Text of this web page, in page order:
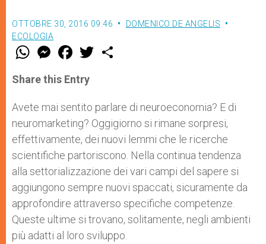
OTTOBRE 30, 2016 09:46
DOMENICO DE ANGELIS
ECOLOGIA
W
t
s
p
p
M
e
s
e
g
e
r
F
a
e
b
o
k
w
r
Share this Entry
Avete mai sentito parlare di neuroeconomia? E di
neuromarketing? Oggigiorno si rimane sorpresi,
effettivamente, dei nuovi lemmi che le ricerche
scientifiche partoriscono. Nella continua tendenza
alla settorializzazione dei vari campi del sapere si
aggiungono sempre nuovi spaccati, sicuramente da
approfondire attraverso specifiche competenze.
Queste ultime si trovano, solitamente, negli ambienti
più adatti al loro sviluppo.